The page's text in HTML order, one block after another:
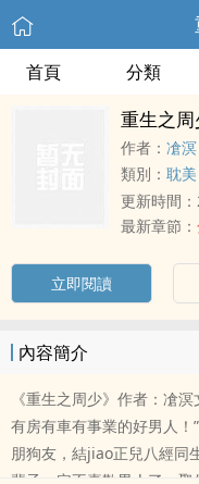
首頁 分類
重生之
作者： 凔溟
類別： 耽美
更新時間：
最新章節：
立即閱讀
內容簡介
《重生之周少》作者：凔
有房有車有事業的好男人！
朋狗友，結jiao正兒八經同